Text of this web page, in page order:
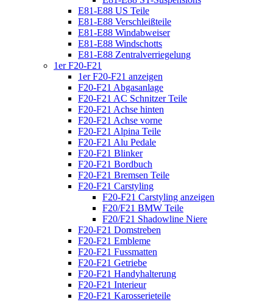
E81-E88 US Teile
E81-E88 Verschleißteile
E81-E88 Windabweiser
E81-E88 Windschotts
E81-E88 Zentralverriegelung
1er F20-F21
1er F20-F21 anzeigen
F20-F21 Abgasanlage
F20-F21 AC Schnitzer Teile
F20-F21 Achse hinten
F20-F21 Achse vorne
F20-F21 Alpina Teile
F20-F21 Alu Pedale
F20-F21 Blinker
F20-F21 Bordbuch
F20-F21 Bremsen Teile
F20-F21 Carstyling
F20-F21 Carstyling anzeigen
F20/F21 BMW Teile
F20/F21 Shadowline Niere
F20-F21 Domstreben
F20-F21 Embleme
F20-F21 Fussmatten
F20-F21 Getriebe
F20-F21 Handyhalterung
F20-F21 Interieur
F20-F21 Karosserieteile